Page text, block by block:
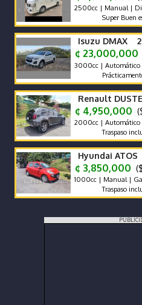
2500cc | Manual |
Super Buen
Isuzu DMAX
¢ 23,000,000
3000cc | Automático
Prácticamente
Renault
¢ 4,950,000
2000cc | Automático
Traspaso
Hyundai ATOS
¢ 3,850,000
1000cc | Manual |
Traspaso